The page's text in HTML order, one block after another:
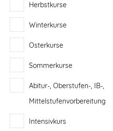
Herbstkurse
Winterkurse
Osterkurse
Sommerkurse
Abitur-, Oberstufen-, IB-,
Mittelstufenvorbereitung
Intensivkurs